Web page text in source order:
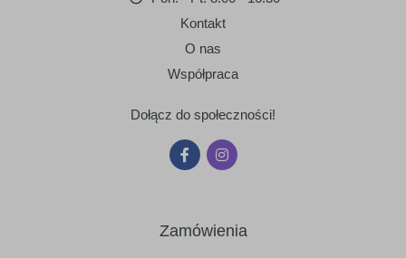
Kontakt
O nas
Współpraca
Dołącz do społeczności!
Zamówienia